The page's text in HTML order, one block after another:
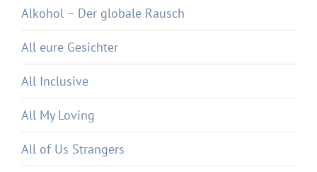
Alkohol – Der globale Rausch
All eure Gesichter
All Inclusive
All My Loving
All of Us Strangers